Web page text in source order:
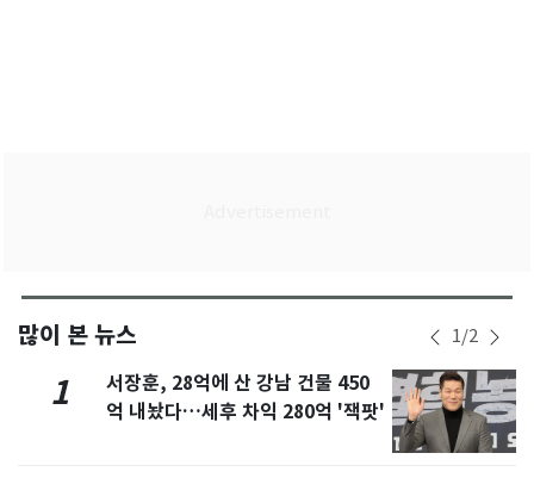
많이 본 뉴스 1/2
1
서장훈, 28억에 산 강남 건물 450
억 내놨다…세후 차익 280억 '잭팟'